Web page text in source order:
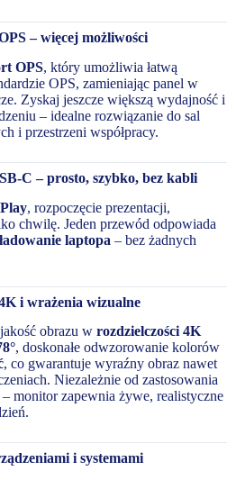
– więcej możliwości
OPS, który umożliwia łatwą
OPS, zamieniając panel w
Zyskaj jeszcze większą wydajność i
– idealne rozwiązanie do sal
i przestrzeni współpracy.
C – prosto, szybko, bez kabli
, rozpoczęcie prezentacji,
chwilę. Jeden przewód odpowiada
ładowanie laptopa – bez żadnych
i wrażenia wizualne
obrazu w rozdzielczości 4K
, doskonałe odwzorowanie kolorów
, co gwarantuje wyraźny obraz nawet
Niezależnie od zastosowania
monitor zapewnia żywe, realistyczne
i systemami